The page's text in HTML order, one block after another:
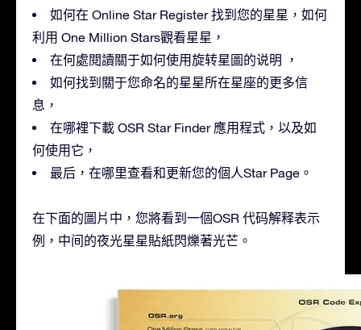
如何在 Online Star Register 找到您的星星，如何
利用 One Million Stars觀看星星，
在何處閱讀關于如何使用旋转星圖的说明 ，
如何找到關于您命名的星星所在星座的更多信
息，
在哪裡下載 OSR Star Finder 應用程式，以及如
何使用它，
最后，在哪里查看和更新您的個人Star Page。
在下面的圖片中，您將看到一個OSR 代码解释表示
例，中间的夜光星星貼紙閃爍著光芒。